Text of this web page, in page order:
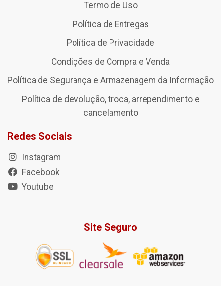
Termo de Uso
Política de Entregas
Política de Privacidade
Condições de Compra e Venda
Política de Segurança e Armazenagem da Informação
Política de devolução, troca, arrependimento e
cancelamento
Redes Sociais
Instagram
Facebook
Youtube
Site Seguro